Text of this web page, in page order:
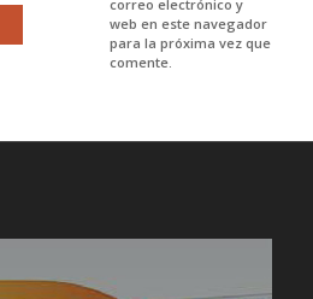
correo electrónico y
web en este navegador
para la próxima vez que
comente.